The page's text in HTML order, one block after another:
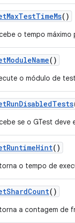
MaxTestTimeMs()
o tempo
ModuleName()
o módulo de
RunDisabledTests
se o GTest
RuntimeHint()
o tempo de
ShardCount()
a contagem de